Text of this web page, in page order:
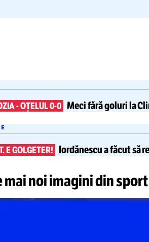
-OȚELUL 0-0 Meci fără goluri la
E GOLGETER! Iordănescu a făcut să
mai noi imagini din sport